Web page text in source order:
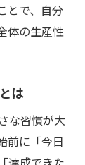
与える
とで、自分
体の生産性
は
な習慣が大
前に「今日